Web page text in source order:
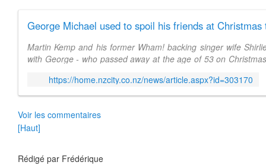
George Michael used to spoil his friends at Christmas
Martin Kemp and his former Wham! backing singer wife
with George - who passed away at the age of 53 on
https://home.nzcity.co.nz/news/article.aspx?id=303170
Voir les commentaires
[Haut]
Rédigé par Frédérique